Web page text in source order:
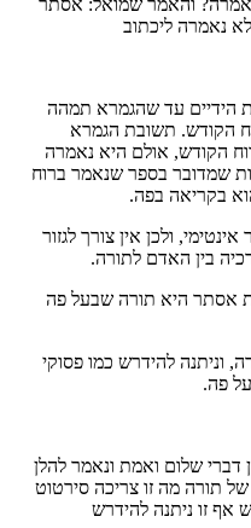
נאמרה ליכתוב
הידיים עד שהגמרא תמהה
הקודש. תשובת הגמרא
הקודש, אולם היא נאמרה
שמדובר בספר שנאמר ברוח
בקריאה בפה.
ולכן אין צורך לגזור
בין האדם לתורה.
אסתר היא תורה שבעל פה
וניתנה להידרש כמו פסוקי
פה.
שלום ואמת ונאמר להלן
תורה מה זו צריכה סירטוט
אף זו ניתנה להידרש